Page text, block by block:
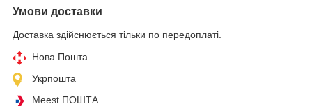
Умови доставки
Доставка здійснюється тільки по передоплаті.
Нова Пошта
Укрпошта
Meest ПОШТА